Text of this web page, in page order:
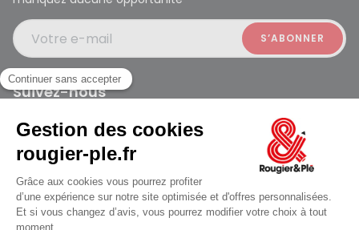
Ferme à 19:00
Votre e-mail
Suivez-nous
Rougier et Plé 2024 Copyright